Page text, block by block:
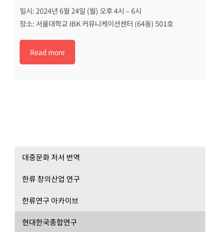
일시: 2024년 6월 24일 (월) 오후 4시 – 6시
장소: 서울대학교 IBK 커뮤니케이션센터 (64동) 501호
Read more
대중문화 저서 번역
한류 창의산업 연구
한류연구 아카이브
현대한국종합연구